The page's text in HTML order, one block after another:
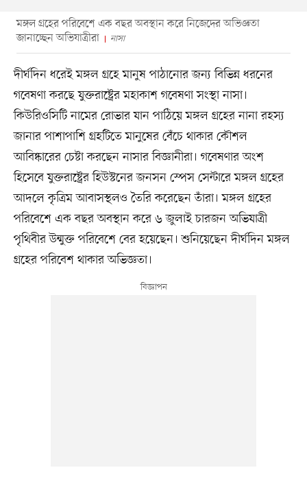
মঙ্গল গ্রহের পরিবেশে এক বছর অবস্থান করে নিজেদের অভিজ্ঞতা
জানাচ্ছেন অভিযাত্রীরা
নাসা
দীর্ঘদিন ধরেই মঙ্গল গ্রহে মানুষ পাঠানোর জন্য বিভিন্ন ধরনের
গবেষণা করছে যুক্তরাষ্ট্রের মহাকাশ গবেষণা সংস্থা নাসা।
কিউরিওসিটি নামের রোভার যান পাঠিয়ে মঙ্গল গ্রহের নানা রহস্য
জানার পাশাপাশি গ্রহটিতে মানুষের বেঁচে থাকার কৌশল
আবিষ্কারের চেষ্টা করছেন নাসার বিজ্ঞানীরা। গবেষণার অংশ
হিসেবে যুক্তরাষ্ট্রের হিউস্টনের জনসন স্পেস সেন্টারে মঙ্গল গ্রহের
আদলে কৃত্রিম আবাসস্থলও তৈরি করেছেন তাঁরা। মঙ্গল গ্রহের
পরিবেশে এক বছর অবস্থান করে ৬ জুলাই চারজন অভিযাত্রী
পৃথিবীর উন্মুক্ত পরিবেশে বের হয়েছেন। শুনিয়েছেন দীর্ঘদিন মঙ্গল
গ্রহের পরিবেশ থাকার অভিজ্ঞতা।